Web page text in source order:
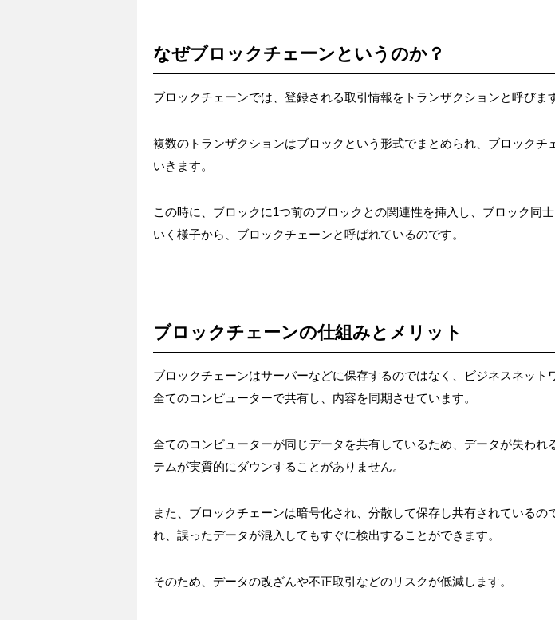
なぜブロックチェーンというのか？
ブロックチェーンでは、登録される取引情報をトランザクションと呼びま
複数のトランザクションはブロックという形式でまとめられ、ブロックチ
いきます。
この時に、ブロックに1つ前のブロックとの関連性を挿入し、ブロック同
いく様子から、ブロックチェーンと呼ばれているのです。
ブロックチェーンの仕組みとメリット
ブロックチェーンはサーバーなどに保存するのではなく、ビジネスネット
全てのコンピューターで共有し、内容を同期させています。
全てのコンピューターが同じデータを共有しているため、データが失われ
テムが実質的にダウンすることがありません。
また、ブロックチェーンは暗号化され、分散して保存し共有されているの
れ、誤ったデータが混入してもすぐに検出することができます。
そのため、データの改ざんや不正取引などのリスクが低減します。